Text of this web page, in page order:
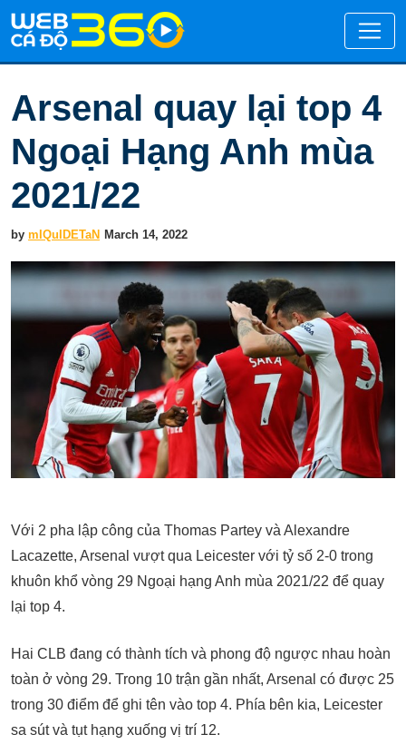
Arsenal quay lại top 4
Ngoại Hạng Anh mùa
2021/22
by mIQuIDETaN March 14, 2022
Với 2 pha lập công của Thomas Partey và Alexandre
Lacazette, Arsenal vượt qua Leicester với tỷ số 2-0 trong
khuôn khổ vòng 29 Ngoại hạng Anh mùa 2021/22 để quay
lại top 4.
Hai CLB đang có thành tích và phong độ ngược nhau hoàn
toàn ở vòng 29. Trong 10 trận gần nhất, Arsenal có được 25
trong 30 điểm để ghi tên vào top 4. Phía bên kia, Leicester
sa sút và tụt hạng xuống vị trí 12.